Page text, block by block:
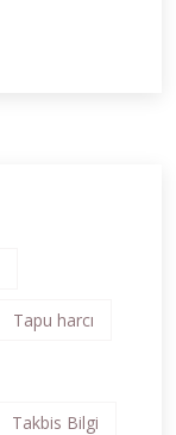
Tapu harcı
Takbis Bilgi